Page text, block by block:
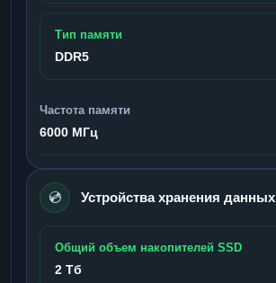
Тип памяти
DDR5
Частота памяти
6000 МГц
💿 Устройства хранения данных
Общий объем накопителей SSD
2 Тб